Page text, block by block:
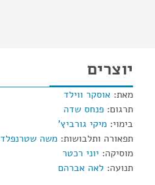
יוצרים
מאת: אוסקר ווילד
תרגום: פנחס שדה
בימוי: מיקי גורביץ'
תפאורה ותלבושות: משה שטרנפלד
מוסיקה: יוני רכטר
תנועה: לאה אברהם